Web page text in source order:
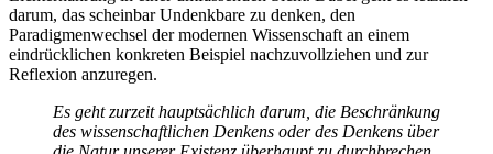
darum, das scheinbar Undenkbare zu denken, den
Paradigmenwechsel der modernen Wissenschaft an einem
eindrücklichen konkreten Beispiel nachzuvollziehen und zur
Reflexion anzuregen.
Es geht zurzeit hauptsächlich darum, die Beschränkung
des wissenschaftlichen Denkens oder des Denkens über